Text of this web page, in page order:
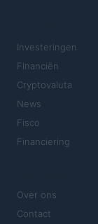
Investeringen
Financiën
Cryptovaluta
News
Fisco
Financiering
Over ons
Contact